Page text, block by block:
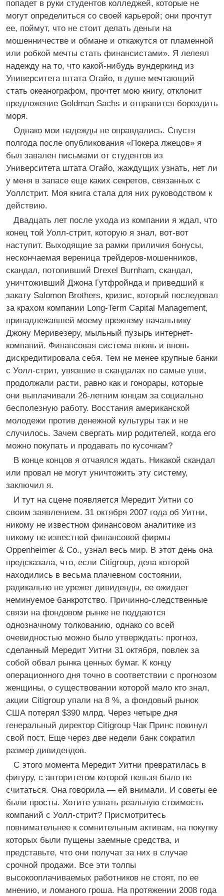
попадет в руки студентов колледжей, которые не
могут определиться со своей карьерой; они прочтут
ее, поймут, что не стоит делать деньги на
мошенничестве и обмане и откажутся от пламенной
или робкой мечты стать финансистами». Я лелеял
надежду на то, что какой-нибудь вундеркинд из
Университета штата Огайо, в душе мечтающий
стать океанографом, прочтет мою книгу, отклонит
предложение Goldman Sachs и отправится бороздить
моря.
Однако мои надежды не оправдались. Спустя
полгода после опубликования «Покера лжецов» я
был завален письмами от студентов из
Университета штата Огайо, жаждущих узнать, нет ли
у меня в запасе еще каких секретов, связанных с
Уоллстрит. Моя книга стала для них руководством к
действию.
Двадцать лет после ухода из компании я ждал, что
конец той Уолл-стрит, которую я знал, вот-вот
наступит. Выходящие за рамки приличия бонусы,
нескончаемая вереница трейдеров-мошенников,
скандал, потопивший Drexel Burnham, скандал,
уничтоживший Джона Гутфройнда и приведший к
закату Salomon Brothers, кризис, который последовал
за крахом компании Long-Term Capital Management,
принадлежавшей моему прежнему начальнику
Джону Меривезеру, мыльный пузырь интернет-
компаний. Финансовая система вновь и вновь
дискредитировала себя. Тем не менее крупные банки
с Уолл-стрит, увязшие в скандалах по самые уши,
продолжали расти, равно как и гонорары, которые
они выплачивали 26-летним юнцам за социально
бесполезную работу. Восстания американской
молодежи против денежной культуры так и не
случилось. Зачем свергать мир родителей, когда его
можно покупать и продавать по кусочкам?
В конце концов я отчаялся ждать. Никакой скандал
или провал не могут уничтожить эту систему,
заключил я.
И тут на сцене появляется Мередит Уитни со
своим заявлением. 31 октября 2007 года об Уитни,
никому не известном финансовом аналитике из
никому не известной финансовой фирмы
Oppenheimer & Co., узнал весь мир. В этот день она
предсказала, что, если Citigroup, дела которой
находились в весьма плачевном состоянии,
радикально не урежет дивиденды, ее ожидает
неминуемое банкротство. Причинно-следственные
связи на фондовом рынке не поддаются
однозначному толкованию, однако со всей
очевидностью можно было утверждать: прогноз,
сделанный Мередит Уитни 31 октября, повлек за
собой обвал рынка ценных бумаг. К концу
операционного дня точно в соответствии с прогнозом
женщины, о существовании которой мало кто знал,
акции Citigroup упали на 8 %, а фондовый рынок
США потерял $390 млрд. Через четыре дня
генеральный директор Citigroup Чак Принс покинул
свой пост. Еще через две недели банк сократил
размер дивидендов.
С этого момента Мередит Уитни превратилась в
фигуру, с авторитетом которой нельзя было не
считаться. Она говорила — ей внимали. И советы ее
были просты. Хотите узнать реальную стоимость
компаний с Уолл-стрит? Присмотритесь
повнимательнее к сомнительным активам, на покупку
которых были пущены заемные средства, и
представьте, что они получат за них в случае
срочной продажи. Все эти толпы
высокооплачиваемых работников не стоят, по ее
мнению, и ломаного гроша. На протяжении 2008 года